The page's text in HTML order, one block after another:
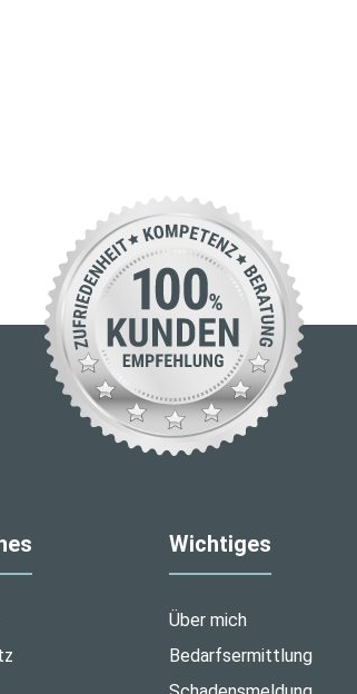
Wichtiges
Über mich
Bedarfsermittlung